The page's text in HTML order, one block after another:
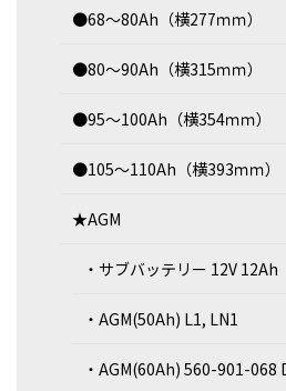
●68～80Ah（横277ｍｍ）
●80～90Ah（横315ｍｍ）
●95～100Ah（横354ｍｍ）
●105～110Ah（横393ｍｍ）
★AGM
・サブバッテリー 12V 12Ah
・AGM(50Ah) L1, LN1
・AGM(60Ah) 560-901-068